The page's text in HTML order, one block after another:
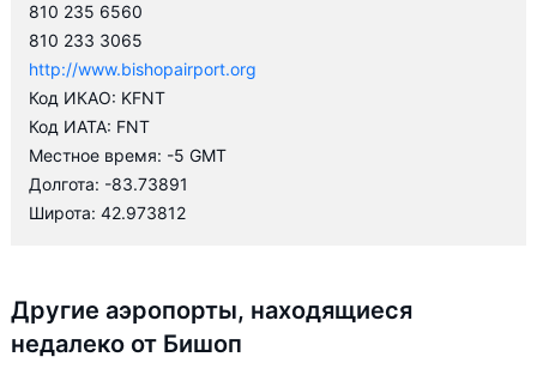
810 235 6560
810 233 3065
http://www.bishopairport.org
Код ИКАО: KFNT
Код ИАТА: FNT
Местное время: -5 GMT
Долгота: -83.73891
Широта: 42.973812
Другие аэропорты, находящиеся
недалеко от Бишоп